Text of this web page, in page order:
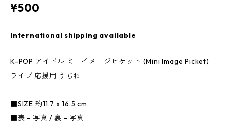
¥500
International shipping available
K-POP アイドル ミニイメージピケット (Mini Image Picket)
ライブ 応援用 うちわ
■SIZE 約11.7 x 16.5 cm
■表 - 写真 / 裏 - 写真